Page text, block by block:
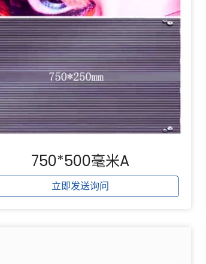
750*500毫米A
立即发送询问